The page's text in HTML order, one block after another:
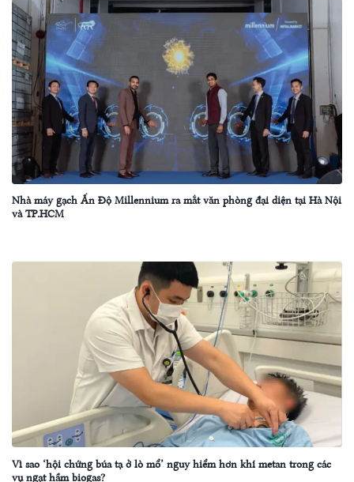
Nhà máy gạch Ấn Độ Millennium ra mắt văn phòng đại diện tại Hà Nội
và TP.HCM
Vì sao ‘hội chứng búa tạ ở lò mổ’ nguy hiểm hơn khí metan trong các
vụ ngạt hầm biogas?